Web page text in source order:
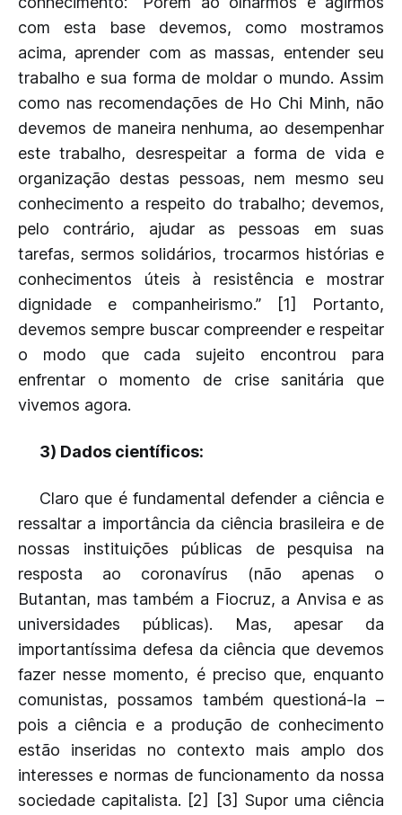
com esta base devemos, como mostramos
acima, aprender com as massas, entender seu
trabalho e sua forma de moldar o mundo. Assim
como nas recomendações de Ho Chi Minh, não
devemos de maneira nenhuma, ao desempenhar
este trabalho, desrespeitar a forma de vida e
organização destas pessoas, nem mesmo seu
conhecimento a respeito do trabalho; devemos,
pelo contrário, ajudar as pessoas em suas
tarefas, sermos solidários, trocarmos histórias e
conhecimentos úteis à resistência e mostrar
dignidade e companheirismo.” [1] Portanto,
devemos sempre buscar compreender e respeitar
o modo que cada sujeito encontrou para
enfrentar o momento de crise sanitária que
vivemos agora.
3) Dados científicos:
Claro que é fundamental defender a ciência e
ressaltar a importância da ciência brasileira e de
nossas instituições públicas de pesquisa na
resposta ao coronavírus (não apenas o
Butantan, mas também a Fiocruz, a Anvisa e as
universidades públicas). Mas, apesar da
importantíssima defesa da ciência que devemos
fazer nesse momento, é preciso que, enquanto
comunistas, possamos também questioná-la –
pois a ciência e a produção de conhecimento
estão inseridas no contexto mais amplo dos
interesses e normas de funcionamento da nossa
sociedade capitalista. [2] [3] Supor uma ciência